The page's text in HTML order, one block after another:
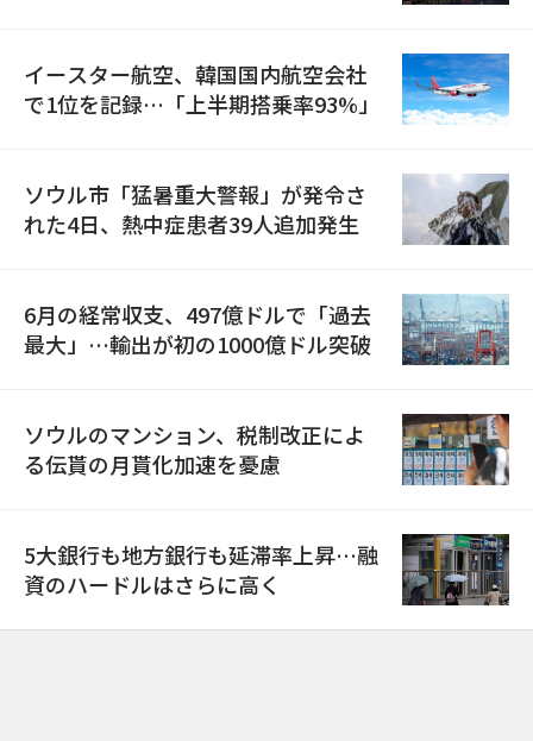
イースター航空、韓国国内航空会社
で1位を記録…「上半期搭乗率93%」
ソウル市「猛暑重大警報」が発令さ
れた4日、熱中症患者39人追加発生
6月の経常収支、497億ドルで「過去
最大」…輸出が初の1000億ドル突破
ソウルのマンション、税制改正によ
る伝貰の月貰化加速を憂慮
5大銀行も地方銀行も延滞率上昇…融
資のハードルはさらに高く